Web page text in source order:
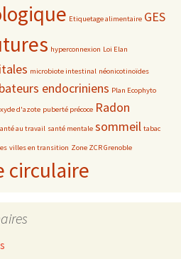
Etiquetage alimentaire GES
hyperconnexion Loi Elan
microbiote intestinal néonicotinoïdes
endocriniens Plan Ecophyto
d'azote puberté précoce Radon
au travail santé mentale sommeil tabac
villes en transition Zone ZCR Grenoble
circulaire